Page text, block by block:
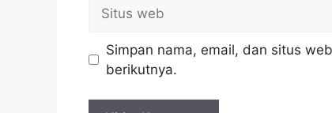
web
Simpan nama, email, dan situs
berikutnya.